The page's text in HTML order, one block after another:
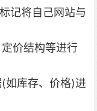
记将自己网站与
价结构等进行
如库存、价格)进